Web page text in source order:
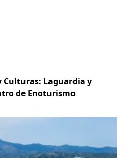
Culturas: Laguardia y
de Enoturismo